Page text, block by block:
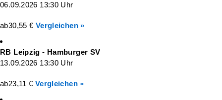
06.09.2026 13:30 Uhr
ab30,55 € Vergleichen »
RB Leipzig - Hamburger SV
13.09.2026 13:30 Uhr
ab23,11 € Vergleichen »